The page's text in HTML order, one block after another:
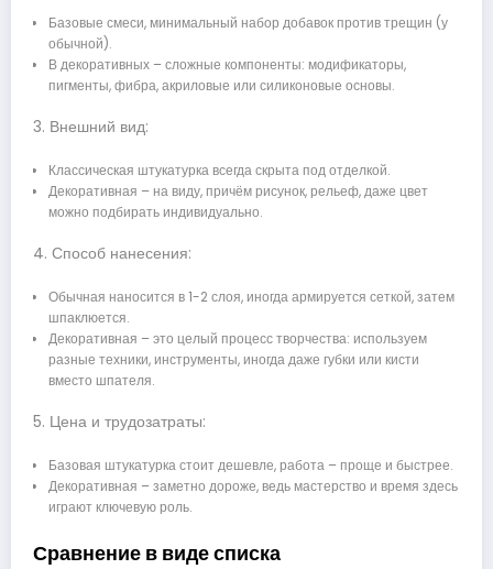
Базовые смеси, минимальный набор добавок против трещин (у
обычной).
В декоративных – сложные компоненты: модификаторы,
пигменты, фибра, акриловые или силиконовые основы.
3. Внешний вид:
Классическая штукатурка всегда скрыта под отделкой.
Декоративная – на виду, причём рисунок, рельеф, даже цвет
можно подбирать индивидуально.
4. Способ нанесения:
Обычная наносится в 1-2 слоя, иногда армируется сеткой, затем
шпаклюется.
Декоративная – это целый процесс творчества: используем
разные техники, инструменты, иногда даже губки или кисти
вместо шпателя.
5. Цена и трудозатраты:
Базовая штукатурка стоит дешевле, работа – проще и быстрее.
Декоративная – заметно дороже, ведь мастерство и время здесь
играют ключевую роль.
Сравнение в виде списка